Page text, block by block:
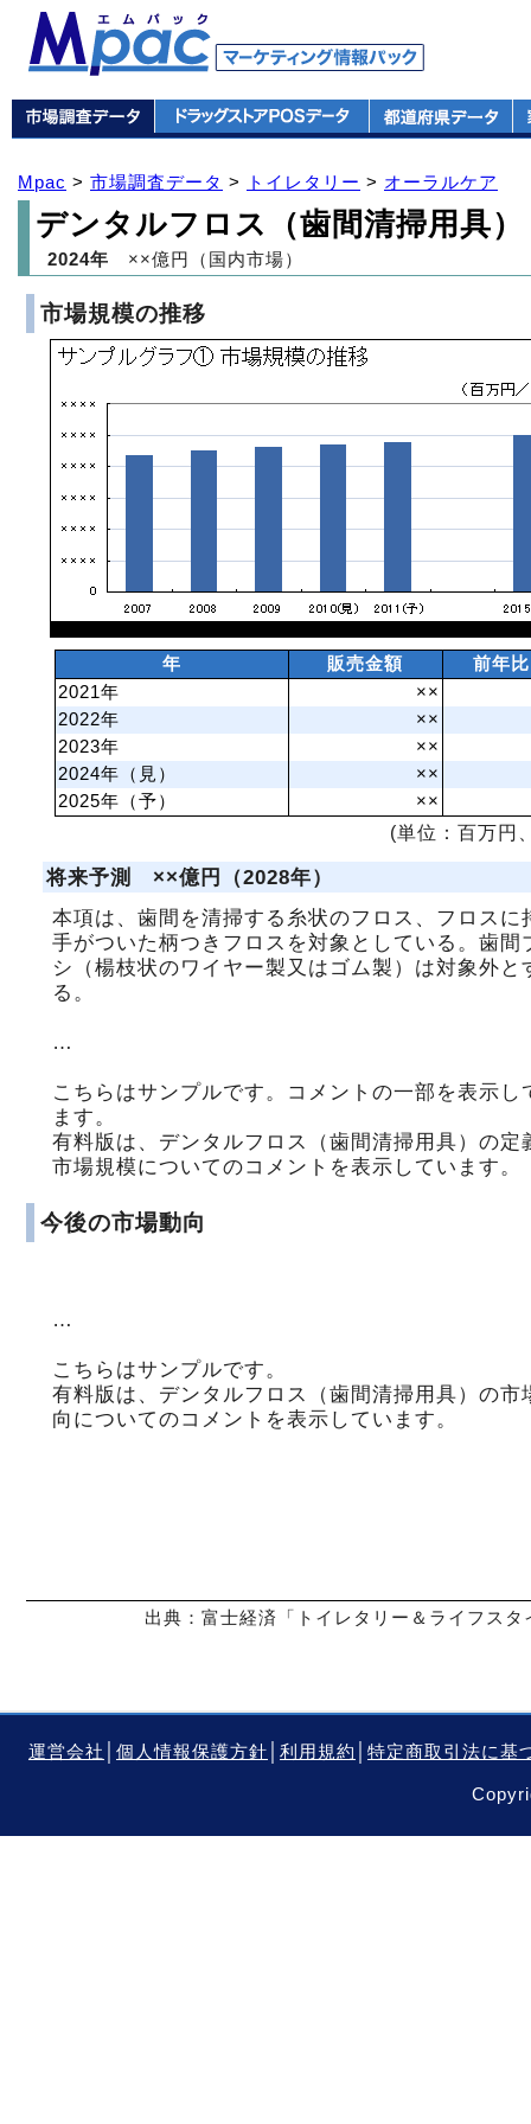
Mpac > 市場調査データ > トイレタリー > オーラルケア
デンタルフロス（歯間清掃用具）
2024年 ××億円（国内市場）
市場規模の推移
年 販売金額
前年比
2021年
××
2022年
××
2023年
××
2024年（見）
××
2025年（予）
××
(単位：百万円
将来予測 ××億円（2028年）
本項は、歯間を清掃する糸状のフロス、フロスに
手がついた柄つきフロスを対象としている。歯間
シ（楊枝状のワイヤー製又はゴム製）は対象外と
る。
…
こちらはサンプルです。コメントの一部を表示し
ます。
有料版は、デンタルフロス（歯間清掃用具）の定
市場規模についてのコメントを表示しています。
今後の市場動向
…
こちらはサンプルです。
有料版は、デンタルフロス（歯間清掃用具）の市
向についてのコメントを表示しています。
出典：富士経済「トイレタリー＆ライフス
運営会社 個人情報保護方針 利用規約 特定商取引法に基